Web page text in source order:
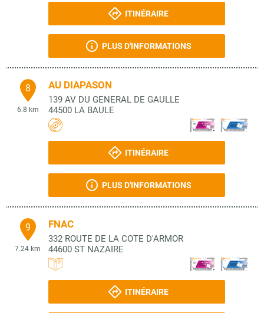
ITINÉRAIRE
PLUS D'INFORMATIONS
8
6.8 km
AU DIAPASON
139 AV DU GENERAL DE GAULLE
44500 LA BAULE
ITINÉRAIRE
PLUS D'INFORMATIONS
9
7.24 km
FNAC
332 ROUTE DE LA COTE D'ARMOR
44600 ST NAZAIRE
ITINÉRAIRE